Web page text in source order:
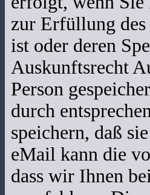
zur Erfüllung
ist oder deren
Auskunftsrecht
Person
durch
speichern, daß
eMail kann die
dass wir Ihnen